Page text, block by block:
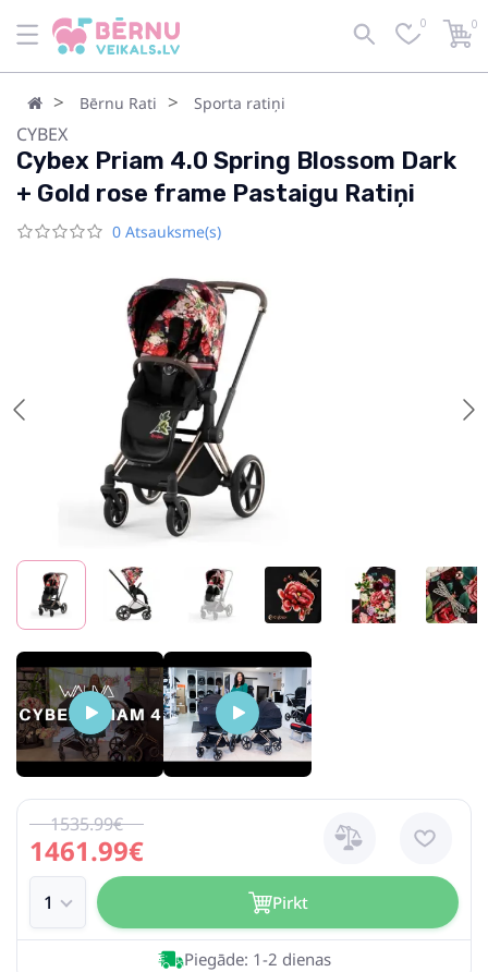
0 0
Bērnu Rati Sporta ratiņi
CYBEX
Cybex Priam 4.0 Spring Blossom Dark
+ Gold rose frame Pastaigu Ratiņi
0 Atsauksme(s)
1461.99€
1535.99€
Pirkt
Piegāde: 1-2 dienas